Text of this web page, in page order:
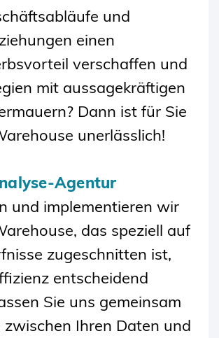
und
einen
verschaffen und
mit aussagekräftigen
Dann ist für Sie
unerlässlich!
Agentur
und implementieren wir
das speziell auf
zugeschnitten ist,
entscheidend
Sie uns gemeinsam
zwischen Ihren Daten und